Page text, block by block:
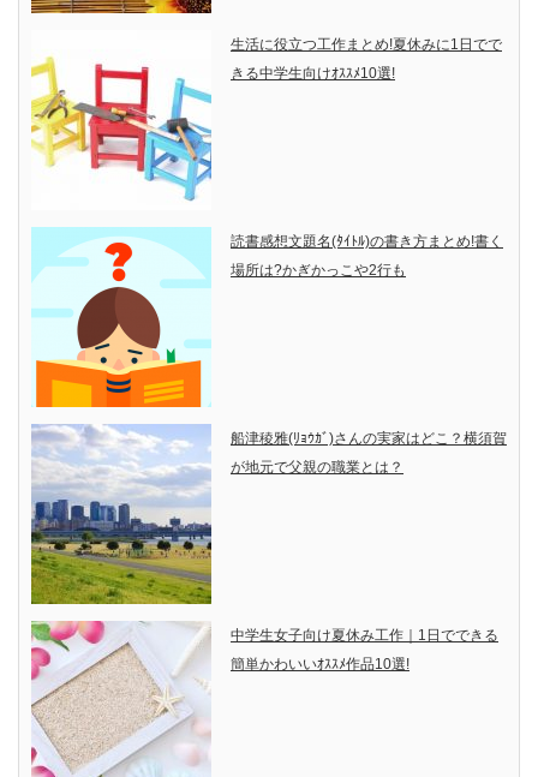
生活に役立つ工作まとめ!夏休みに1日でで
きる中学生向けｵｽｽﾒ10選!
読書感想文題名(ﾀｲﾄﾙ)の書き方まとめ!書く
場所は?かぎかっこや2行も
船津稜雅(ﾘｮｳｶﾞ)さんの実家はどこ？横須賀
が地元で父親の職業とは？
中学生女子向け夏休み工作｜1日でできる
簡単かわいいｵｽｽﾒ作品10選!